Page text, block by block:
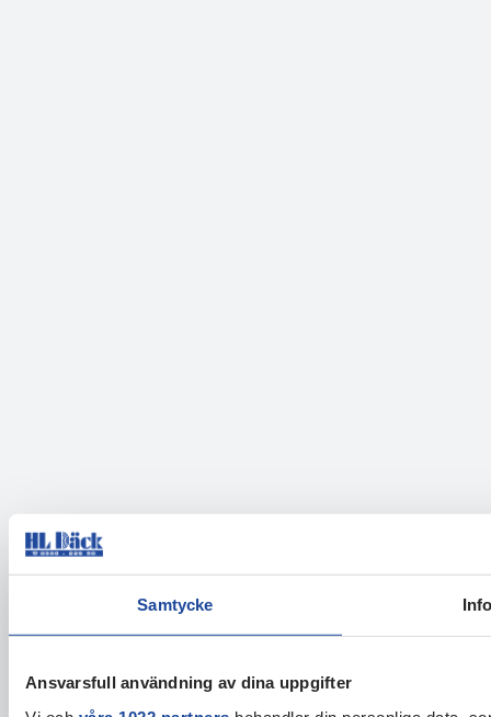
Samtycke
Ansvarsfull användning av dina uppgifter